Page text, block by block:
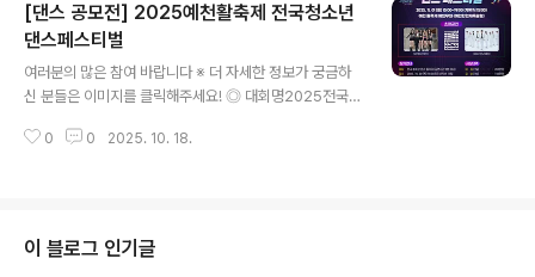
음원을 확인하셔서 작성하신 후Fusioncandy@naver.c
om으로 보내주세요 :)1. 퓨전캔디 블로그 공지사항의 공모
를 읽고2. 유튜브 음원 및 제출서류를 작성하고3. 메일로
송부하면 끝!(메일제목:작사공모전_성함_제목) 필수 ◎ 주
om ..
[댄스 공모전] 2025예천활축제 전국청소년
댄스페스티벌
여러분의 많은 참여 바랍니다 ※ 더 자세한 정보가 궁금하
신 분들은 이미지를 클릭해주세요! ◎ 대회명2025전국청
수 : 2025. 10. 30 (목요일) 18:00까지(선착순 15팀)
즈, 창작 댄스, 스트릿,브레이킹,등)팀별 경연시간 : 8분이
내 ◎ 참가구분청소년부 : 14세 이상 20세미만 ◎ 시상내
0 0 2025. 10. 18.
이 블로그 인기글